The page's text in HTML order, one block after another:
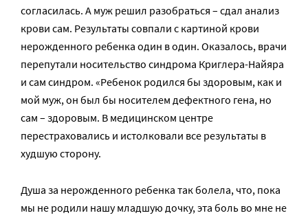
согласилась. А муж решил разобраться – сдал анализ
крови сам. Результаты совпали с картиной крови
нерожденного ребенка один в один. Оказалось, врачи
перепутали носительство синдрома Криглера-Найяра
и сам синдром. «Ребенок родился бы здоровым, как и
мой муж, он был бы носителем дефектного гена, но
сам – здоровым. В медицинском центре
перестраховались и истолковали все результаты в
худшую сторону.
Душа за нерожденного ребенка так болела, что, пока
мы не родили нашу младшую дочку, эта боль во мне не